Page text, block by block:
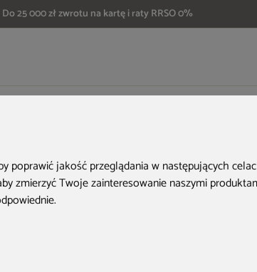
poprawić jakość przeglądania w następujących
zmierzyć Twoje zainteresowanie naszymi
.
Do 25 000 zł zwrotu na kartę i raty RRSO 0%
sauną i
miejsce